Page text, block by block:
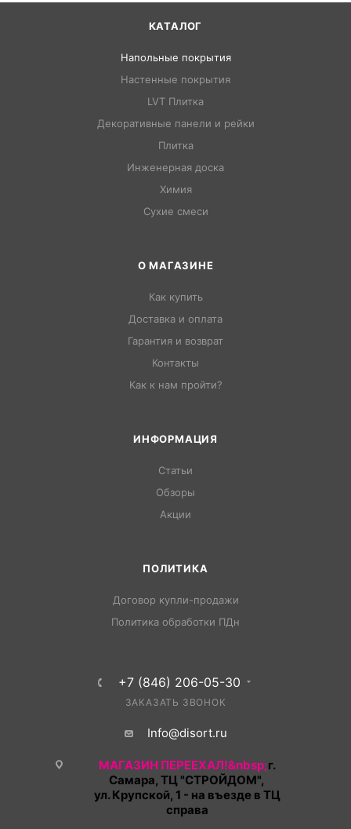
КАТАЛОГ
Напольные покрытия
Настенные покрытия
LVT Плитка
Декоративные панели и рейки
Плитка
Инженерная доска
Химия
Сухие смеси
О МАГАЗИНЕ
Как купить
Доставка и оплата
Гарантия и возврат
Контакты
Как к нам пройти?
ИНФОРМАЦИЯ
Статьи
Обзоры
Акции
ПОЛИТИКА
Договор купли-продажи
Политика обработки ПДн
+7 (846) 206-05-30
ЗАКАЗАТЬ ЗВОНОК
Info@disort.ru
МАГАЗИН ПЕРЕЕХАЛ!&nbsp;г.
Самара, ТЦ "СТРОЙДОМ",
ул. Крупской, 1 - на въезде в ТЦ
справа